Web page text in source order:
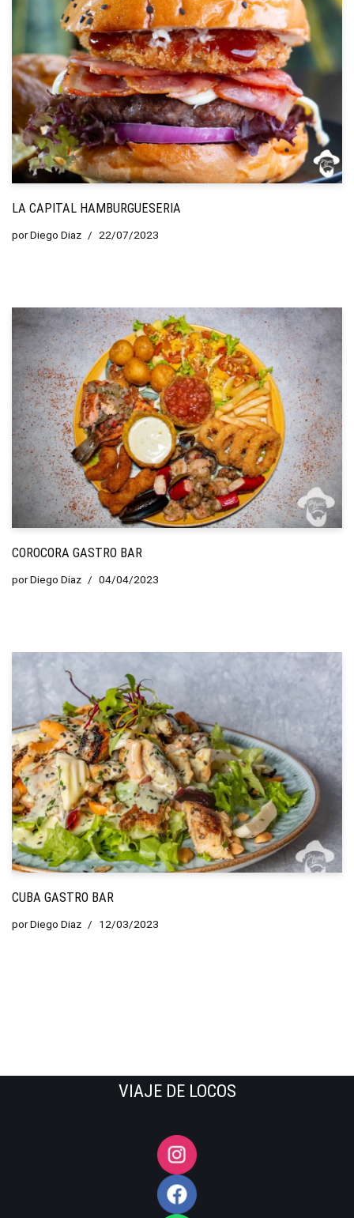
LA CAPITAL HAMBURGUESERIA
porDiego Diaz 22/07/2023
COROCORA GASTRO BAR
porDiego Diaz 04/04/2023
CUBA GASTRO BAR
porDiego Diaz 12/03/2023
VIAJE DE LOCOS